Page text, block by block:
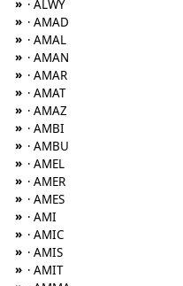
» · ALWY
» · AMAD
» · AMAL
» · AMAN
» · AMAR
» · AMAT
» · AMAZ
» · AMBI
» · AMBU
» · AMEL
» · AMER
» · AMES
» · AMI
» · AMIC
» · AMIS
» · AMIT